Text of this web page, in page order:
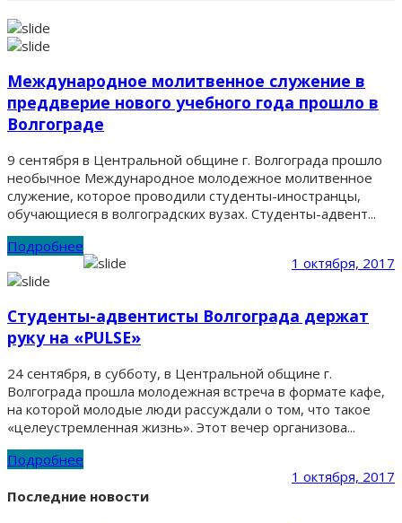
Международное молитвенное служение в
преддверие нового учебного года прошло в
Волгограде
9 сентября в Центральной общине г. Волгограда прошло
необычное Международное молодежное молитвенное
служение, которое проводили студенты-иностранцы,
обучающиеся в волгоградских вузах. Студенты-адвент...
Подробнее
1 октября, 2017
Студенты-адвентисты Волгограда держат
руку на «PULSE»
24 сентября, в субботу, в Центральной общине г.
Волгограда прошла молодежная встреча в формате кафе,
на которой молодые люди рассуждали о том, что такое
«целеустремленная жизнь». Этот вечер организова...
Подробнее
1 октября, 2017
Последние новости